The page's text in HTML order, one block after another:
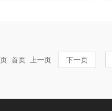
首页 上一页 下一页